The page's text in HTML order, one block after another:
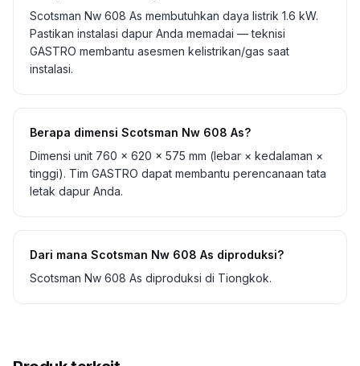
Scotsman Nw 608 As membutuhkan daya listrik 1.6 kW.
Pastikan instalasi dapur Anda memadai — teknisi
GASTRO membantu asesmen kelistrikan/gas saat
instalasi.
Berapa dimensi Scotsman Nw 608 As?
Dimensi unit 760 × 620 × 575 mm (lebar × kedalaman ×
tinggi). Tim GASTRO dapat membantu perencanaan tata
letak dapur Anda.
Dari mana Scotsman Nw 608 As diproduksi?
Scotsman Nw 608 As diproduksi di Tiongkok.